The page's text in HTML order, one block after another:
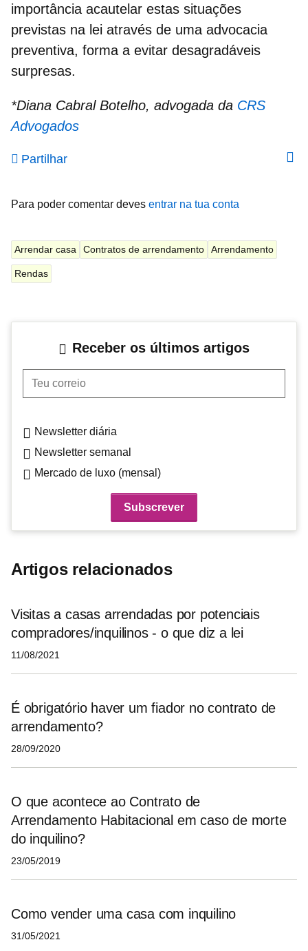
importância acautelar estas situações
previstas na lei através de uma advocacia
preventiva, forma a evitar desagradáveis
surpresas.
*Diana Cabral Botelho, advogada da CRS
Advogados
Partilhar
Para poder comentar deves entrar na tua conta
Arrendar casa Contratos de arrendamento Arrendamento
Rendas
Receber os últimos artigos
Teu correio
Newsletter diária
Newsletter semanal
Mercado de luxo (mensal)
Artigos relacionados
Visitas a casas arrendadas por potenciais
compradores/inquilinos - o que diz a lei
11/08/2021
É obrigatório haver um fiador no contrato de
arrendamento?
28/09/2020
O que acontece ao Contrato de
Arrendamento Habitacional em caso de morte
do inquilino?
23/05/2019
Como vender uma casa com inquilino
31/05/2021